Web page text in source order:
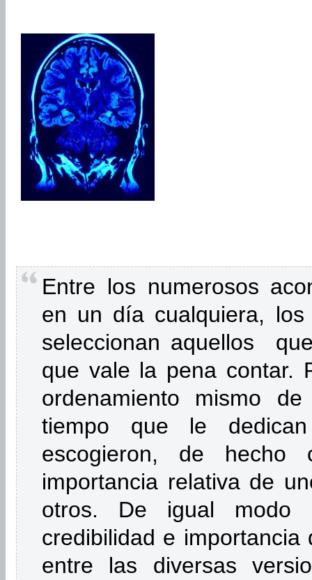
Entre los numerosos
en un día cualquiera, los
seleccionan aquellos
que vale la pena contar.
ordenamiento mismo
tiempo que le
escogieron, de
importancia relativa de
otros. De igual
credibilidad e
entre las diversas